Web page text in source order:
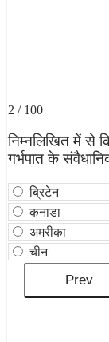
2 / 100
निम्नलिखित में से
गर्भपात के
ब्रिटेन
कनाडा
अमरीका
चीन